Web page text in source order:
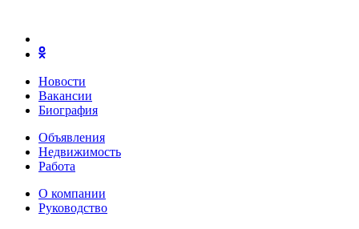
Новости
Вакансии
Биография
Объявления
Недвижимость
Работа
О компании
Руководство